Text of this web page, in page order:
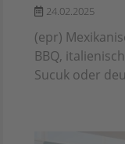
24.02.2025
(epr)
BBQ,
Sucuk oder